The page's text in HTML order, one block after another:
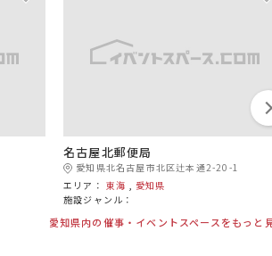
名古屋北郵便局
愛知県北名古屋市北区辻本通2-20-1
エリア： 東海
愛知県
施設ジャンル：
愛知県内の催事・イベントスペースをもっと